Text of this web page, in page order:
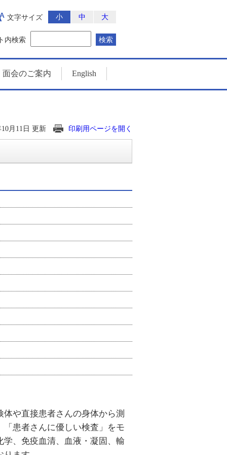
文字サイズ 小 中 大
内検索 検索
面会のご案内 English
10月11日 更新 印刷用ページを開く
や直接患者さんの身体から測
患者さんに優しい検査」をモ
、免疫血清、血液・凝固、輸